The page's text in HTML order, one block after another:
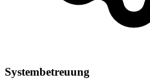
Systembetreuung